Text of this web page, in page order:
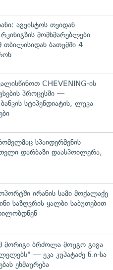
აგვისტოს თვიდან
მომხმარებლები
თბილისიდან ბათუმში 4
CHEVENING-ის
პროცესში —
სტიპენდიატის, ლუკა
სპაიდერმენის
დარბაზი დაასპოილერა,
ირანის სამი მოქალაქე
საზღვრის ყალბი საბუთებით
მორიგი ბრძოლა მოუგო გიგა
— ეკა კუპატაძე ნ.ი-სა
ეხმაურება